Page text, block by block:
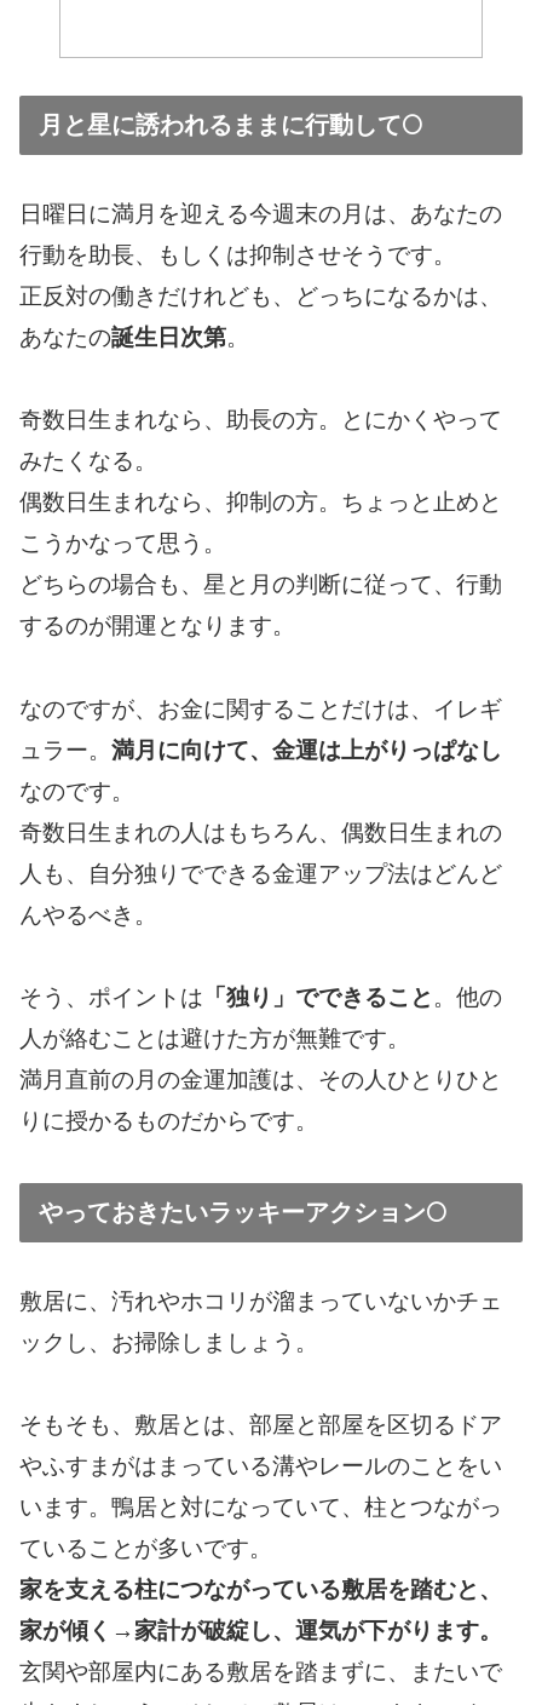
月と星に誘われるままに行動して🌕
日曜日に満月を迎える今週末の月は、あなたの
行動を助長、もしくは抑制させそうです。
正反対の働きだけれども、どっちになるかは、
あなたの誕生日次第。
奇数日生まれなら、助長の方。とにかくやって
みたくなる。
偶数日生まれなら、抑制の方。ちょっと止めと
こうかなって思う。
どちらの場合も、星と月の判断に従って、行動
するのが開運となります。
なのですが、お金に関することだけは、イレギ
ュラー。 満月に向けて、金運は上がりっぱなし
なのです。
奇数日生まれの人はもちろん、偶数日生まれの
人も、自分独りでできる金運アップ法はどんど
んやるべき。
そう、ポイントは 「独り」でできること 。他の
人が絡むことは避けた方が無難です。
満月直前の月の金運加護は、その人ひとりひと
りに授かるものだからです。
やっておきたいラッキーアクション🌕
敷居に、汚れやホコリが溜まっていないかチェ
ックし、お掃除しましょう。
そもそも、敷居とは、部屋と部屋を区切るドア
やふすまがはまっている溝やレールのことをい
います。鴨居と対になっていて、柱とつながっ
ていることが多いです。
家を支える柱につながっている敷居を踏むと、
家が傾く→家計が破綻し、運気が下がります。
玄関や部屋内にある敷居を踏まずに、またいで